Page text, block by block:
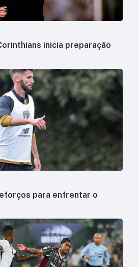
inicia preparação
para enfrentar o